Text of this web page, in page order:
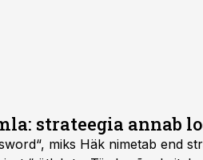
strateegia annab
miks Häk nimetab end